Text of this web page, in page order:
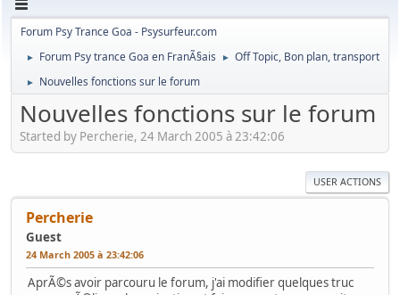
Forum Psy Trance Goa - Psysurfeur.com
► Forum Psy trance Goa en FranÃ§ais ► Off Topic, Bon plan, transport
► Nouvelles fonctions sur le forum
Nouvelles fonctions sur le forum
Started by Percherie, 24 March 2005 à 23:42:06
USER ACTIONS
Percherie
Guest
24 March 2005 à 23:42:06
AprÃ©s avoir parcouru le forum, j'ai modifier quelques truc